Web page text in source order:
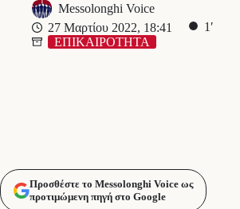
Messolonghi Voice
27 Μαρτίου 2022, 18:41
1′
ΕΠΙΚΑΙΡΟΤΗΤΑ
Προσθέστε το Messolonghi Voice ως
προτιμώμενη πηγή στο Google